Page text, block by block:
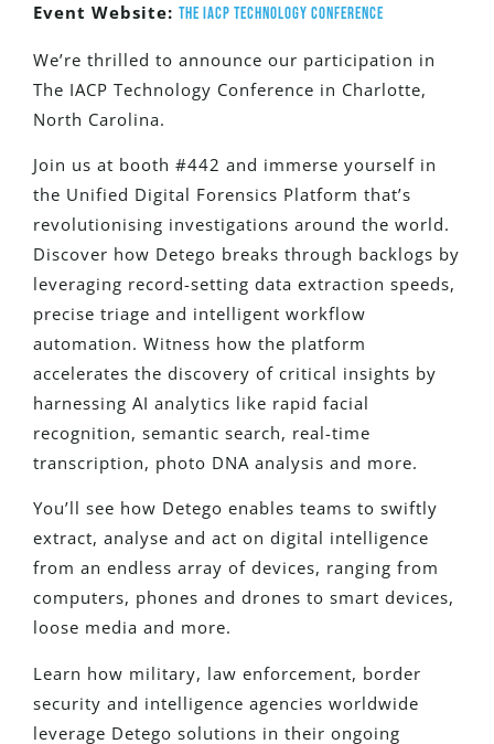
Event Website: The IACP Technology Conference
We’re thrilled to announce our participation in
The IACP Technology Conference in Charlotte,
North Carolina.
Join us at booth #442 and immerse yourself in
the Unified Digital Forensics Platform that’s
revolutionising investigations around the world.
Discover how Detego breaks through backlogs by
leveraging record-setting data extraction speeds,
precise triage and intelligent workflow
automation. Witness how the platform
accelerates the discovery of critical insights by
harnessing AI analytics like rapid facial
recognition, semantic search, real-time
transcription, photo DNA analysis and more.
You’ll see how Detego enables teams to swiftly
extract, analyse and act on digital intelligence
from an endless array of devices, ranging from
computers, phones and drones to smart devices,
loose media and more.
Learn how military, law enforcement, border
security and intelligence agencies worldwide
leverage Detego solutions in their ongoing